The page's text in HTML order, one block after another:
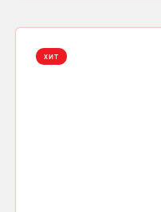
ХИТ